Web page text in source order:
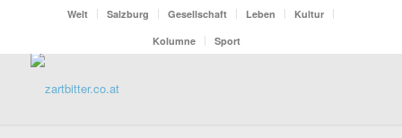
Welt Salzburg Gesellschaft Leben
Kultur
Kolumne
Sport